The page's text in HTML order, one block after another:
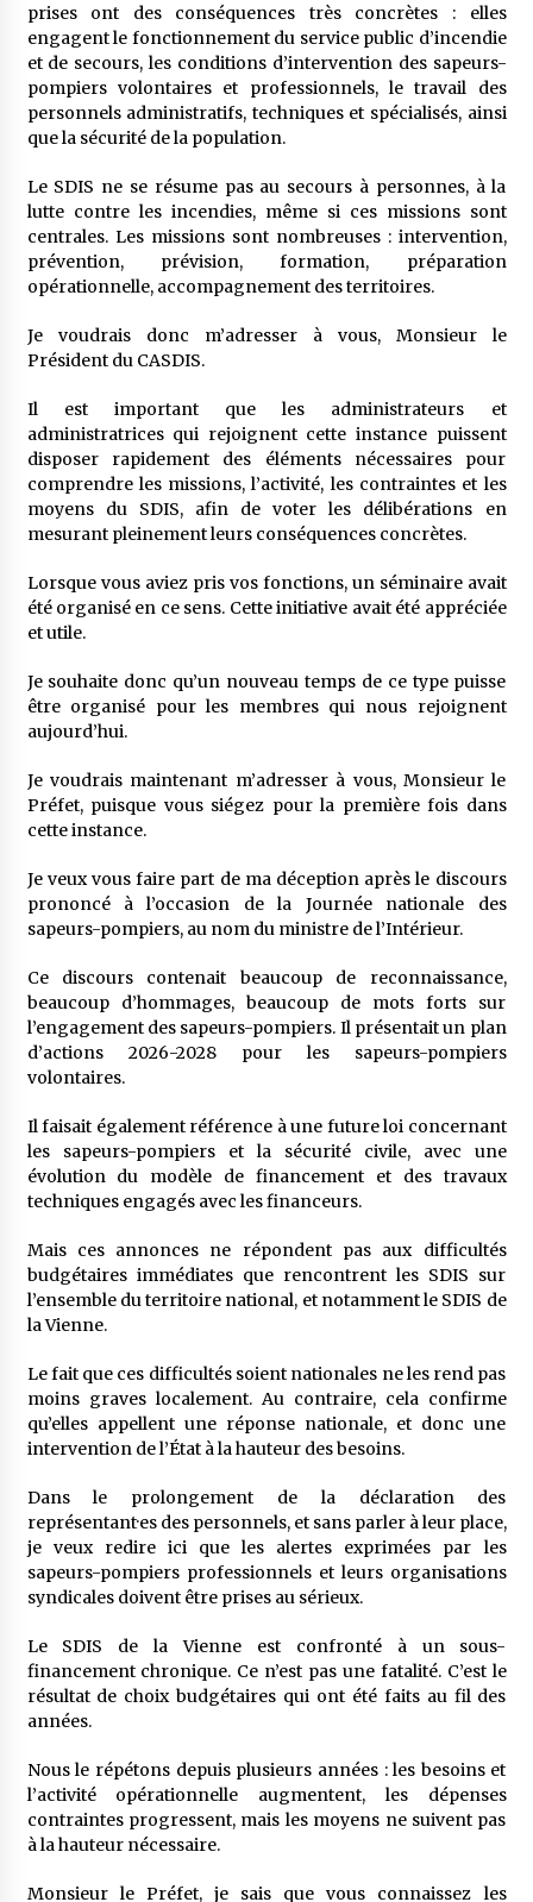
prises ont des conséquences très concrètes : elles
engagent le fonctionnement du service public d’incendie
et de secours, les conditions d’intervention des sapeurs-
pompiers volontaires et professionnels, le travail des
personnels administratifs, techniques et spécialisés, ainsi
que la sécurité de la population.
Le SDIS ne se résume pas au secours à personnes, à la
lutte contre les incendies, même si ces missions sont
centrales. Les missions sont nombreuses : intervention,
prévention, prévision, formation, préparation
opérationnelle, accompagnement des territoires.
Je voudrais donc m’adresser à vous, Monsieur le
Président du CASDIS.
Il est important que les administrateurs et
administratrices qui rejoignent cette instance puissent
disposer rapidement des éléments nécessaires pour
comprendre les missions, l’activité, les contraintes et les
moyens du SDIS, afin de voter les délibérations en
mesurant pleinement leurs conséquences concrètes.
Lorsque vous aviez pris vos fonctions, un séminaire avait
été organisé en ce sens. Cette initiative avait été appréciée
et utile.
Je souhaite donc qu’un nouveau temps de ce type puisse
être organisé pour les membres qui nous rejoignent
aujourd’hui.
Je voudrais maintenant m’adresser à vous, Monsieur le
Préfet, puisque vous siégez pour la première fois dans
cette instance.
Je veux vous faire part de ma déception après le discours
prononcé à l’occasion de la Journée nationale des
sapeurs-pompiers, au nom du ministre de l’Intérieur.
Ce discours contenait beaucoup de reconnaissance,
beaucoup d’hommages, beaucoup de mots forts sur
l’engagement des sapeurs-pompiers. Il présentait un plan
d’actions 2026-2028 pour les sapeurs-pompiers
volontaires.
Il faisait également référence à une future loi concernant
les sapeurs-pompiers et la sécurité civile, avec une
évolution du modèle de financement et des travaux
techniques engagés avec les financeurs.
Mais ces annonces ne répondent pas aux difficultés
budgétaires immédiates que rencontrent les SDIS sur
l’ensemble du territoire national, et notamment le SDIS de
la Vienne.
Le fait que ces difficultés soient nationales ne les rend pas
moins graves localement. Au contraire, cela confirme
qu’elles appellent une réponse nationale, et donc une
intervention de l’État à la hauteur des besoins.
Dans le prolongement de la déclaration des
représentant·es des personnels, et sans parler à leur place,
je veux redire ici que les alertes exprimées par les
sapeurs-pompiers professionnels et leurs organisations
syndicales doivent être prises au sérieux.
Le SDIS de la Vienne est confronté à un sous-
financement chronique. Ce n’est pas une fatalité. C’est le
résultat de choix budgétaires qui ont été faits au fil des
années.
Nous le répétons depuis plusieurs années : les besoins et
l’activité opérationnelle augmentent, les dépenses
contraintes progressent, mais les moyens ne suivent pas
à la hauteur nécessaire.
Monsieur le Préfet, je sais que vous connaissez les